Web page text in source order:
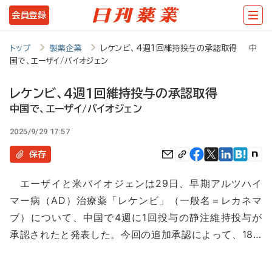
メ
イ
テ
ツ
に
会員登録
トップ 製薬企業
レケンビ、4週1回維持投与の承認取得 中
国で、エーザイ/バイオジェン
レケンビ、4週1回維持投与の承認取得
中国で、エーザイ/バイオジェン
2025/9/29 17:57
保存
エーザイと米バイオジェンは29日、早期アルツハイ
マー病（AD）治療薬「レケンビ」（一般名＝レカネマ
ブ）について、中国で4週に1回投与の静注維持投与が
承認されたと発表した。今回の追加承認によって、18…